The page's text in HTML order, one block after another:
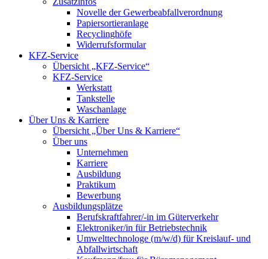
Novelle der Gewerbeabfallverordnung
Papiersortieranlage
Recyclinghöfe
Widerrufsformular
KFZ-Service
Übersicht „KFZ-Service“
KFZ-Service
Werkstatt
Tankstelle
Waschanlage
Über Uns & Karriere
Übersicht „Über Uns & Karriere“
Über uns
Unternehmen
Karriere
Ausbildung
Praktikum
Bewerbung
Ausbildungsplätze
Berufskraftfahrer/-in im Güterverkehr
Elektroniker/in für Betriebstechnik
Umwelttechnologe (m/w/d) für Kreislauf- und
Abfallwirtschaft